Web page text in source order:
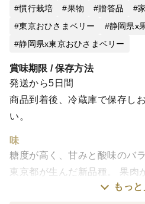
慣行栽培 果物 贈答品
東京おひさまベリー
静岡県x
静岡県x東京おひさまベリー
賞味期限 / 保存方法
発送から5日間
商品到着後、冷蔵庫で保存し
い。
味
糖度が高く、甘みと酸味のバ
東京都が生んだ新品種。 果肉
ルの香りを放ち、上品さも併
もっと